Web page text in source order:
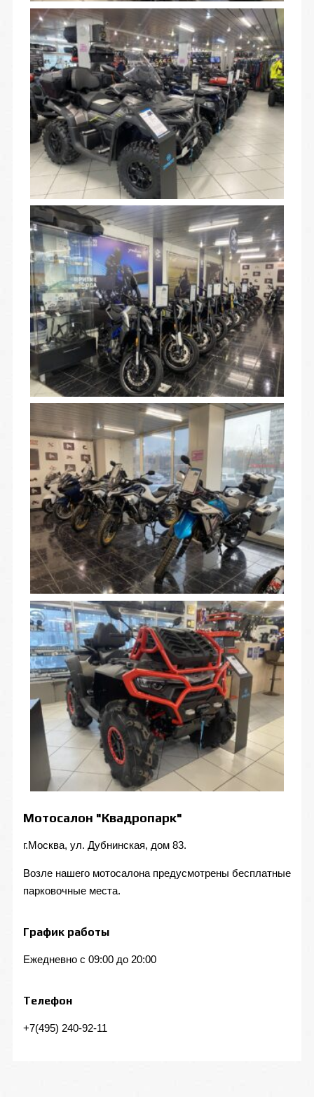
Мотосалон "Квадропарк"
г.Москва, ул. Дубнинская, дом 83.
Возле нашего мотосалона предусмотрены бесплатные
парковочные места.
График работы
Ежедневно с 09:00 до 20:00
Телефон
+7(495) 240-92-11